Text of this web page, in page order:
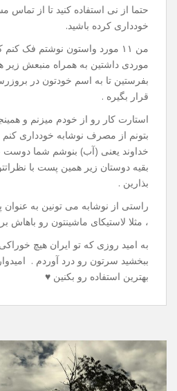
حتما از نی استفاده کنید تا از تماس
خودداری کرده باشید.
من ۱۱ مورد واستون نوشتم فک
موردی داشتین به همراه منبعش
بفرستین تا به اسم خودتون در
قرار بگیره .
استارت کار رو از خودم میزنم و
بتونم از مصرف نوشابه خودداری
خداوند یعنی (آب) بنوشم شما دوست
بقیه دوستان زیر همین پست با
بذارین .
راستی از نوشابه می تونین به عنوان
، مثلا لاستیکای ماشینتون رو باهاش
به امید روزی که تو ایران هیچ
ببخشید سرتون رو درد آوردم .
بهترین استفاده رو بکنین ♥